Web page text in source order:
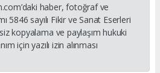
haber, fotoğraf ve
5846 sayılı Fikir ve Sanat Eserleri
kopyalama ve paylaşım hukuki
için yazılı izin alınması